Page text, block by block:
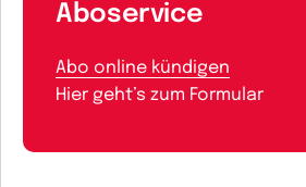
Aboservice
Abo online kündigen
Hier geht’s zum Formular